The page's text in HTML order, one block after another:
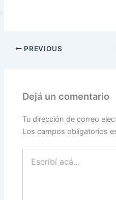
PREVIOUS
Dejá un comentario
Tu dirección de correo
Los campos obligatorios
acá...